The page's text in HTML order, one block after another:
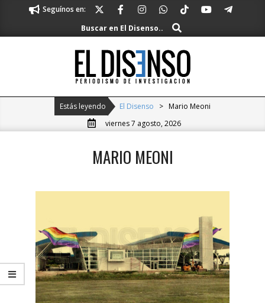
content
Seguínos en:
Buscar en El Disenso..
Buscar
El
Disenso
Menu
Estás leyendo El Disenso > Mario Meoni
viernes 7 agosto, 2026
MARIO MEONI